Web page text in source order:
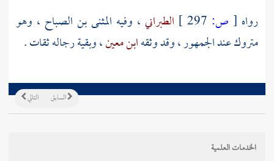
رواه [ ص: الطبراني ، وفيه المثنى بن الصباح ، وهو
متروك عند الجمهور ، وقد وثقهابن معين، وبقية رجاله ثقات .
التالي السابق
الخدمات العلمية